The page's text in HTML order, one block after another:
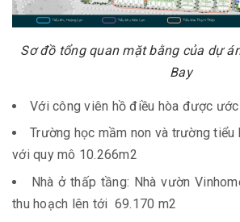
Sơ đồ tổng quan mặt bằng của dự
Bay
Với công viên hồ điều hòa được
Trường học mầm non và trường
với quy mô 10.266m2
Nhà ở thấp tầng: Nhà vườn
thu hoạch lên tới 69.170 m2